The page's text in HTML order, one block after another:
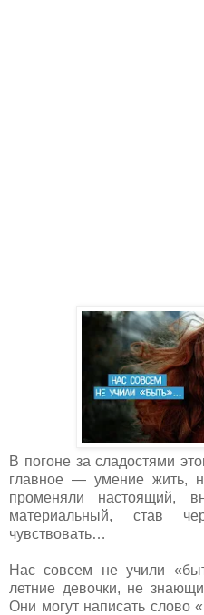
В погоне за сладостями
главное — умение жить,
променяли настоящий,
материальный, став
чувствовать…
Нас совсем не учили
летние девочки, не
Они могут написать слово